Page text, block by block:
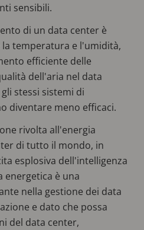
sensibili.
di un data center è
temperatura e l'umidità,
efficiente delle
dell'aria nel data
stessi sistemi di
diventare meno efficaci.
rivolta all'energia
di tutto il mondo, in
esplosiva dell'intelligenza
energetica è una
nella gestione dei data
e dato che possa
del data center,